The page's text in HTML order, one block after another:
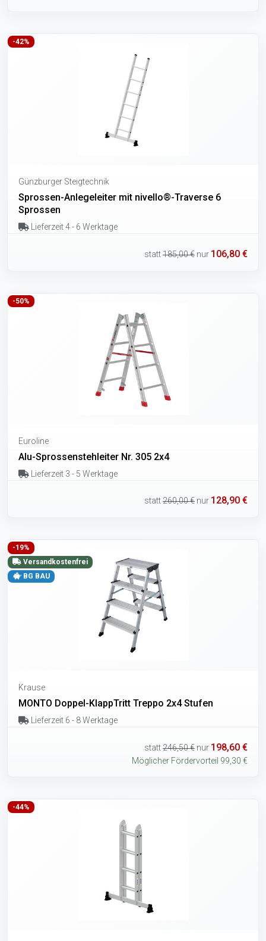
-42%
Günzburger Steigtechnik
Sprossen-Anlegeleiter mit nivello®-Traverse 6
Sprossen
Lieferzeit 4 - 6 Werktage
statt185,00 € nur 106,80 €
-50%
Euroline
Alu-Sprossenstehleiter Nr. 305 2x4
Lieferzeit 3 - 5 Werktage
statt260,00 € nur 128,90 €
-19%
Versandkostenfrei
BG BAU
Krause
MONTO Doppel-KlappTritt Treppo 2x4 Stufen
Lieferzeit 6 - 8 Werktage
statt246,50 € nur 198,60 €
Möglicher Fördervorteil 99,30 €
-44%